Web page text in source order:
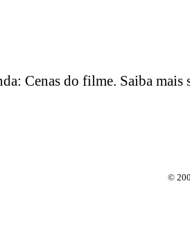
Cenas do filme. Saiba mais
©